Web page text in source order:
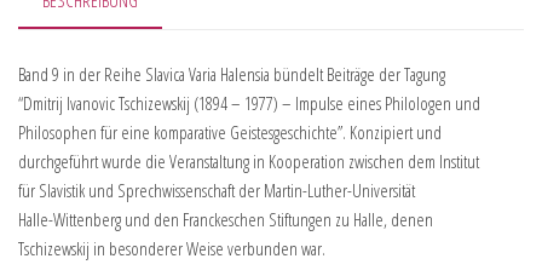
Band 9 in der Reihe Slavica Varia Halensia bündelt Beiträge der Tagung
“Dmitrij Ivanovic Tschizewskij (1894 – 1977) – Impulse eines Philologen und
Philosophen für eine komparative Geistesgeschichte”. Konzipiert und
durchgeführt wurde die Veranstaltung in Kooperation zwischen dem Institut
für Slavistik und Sprechwissenschaft der Martin-Luther-Universität
Halle-Wittenberg und den Franckeschen Stiftungen zu Halle, denen
Tschizewskij in besonderer Weise verbunden war.